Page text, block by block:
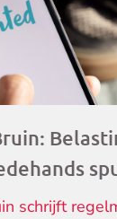
schrijft